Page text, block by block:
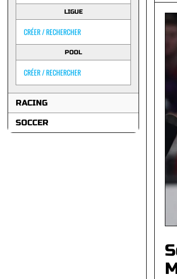
LIGUE
CRÉER / RECHERCHER
POOL
CRÉER / RECHERCHER
RACING
SOCCER